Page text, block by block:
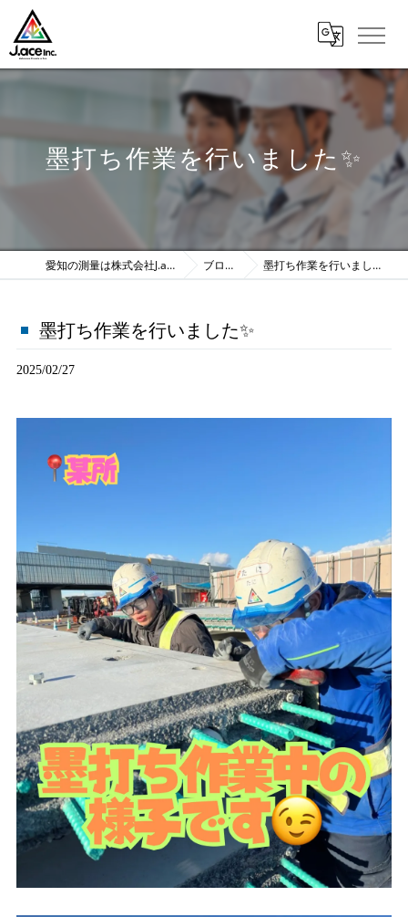
墨打ち作業を行いました✨️
愛知の測量は株式会社J.ace ブログ 墨打ち作業を行いました✨️
墨打ち作業を行いました✨️
2025/02/27